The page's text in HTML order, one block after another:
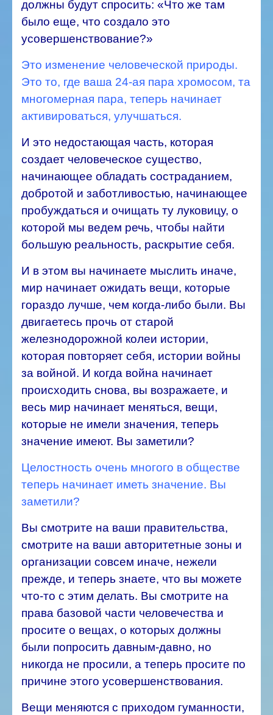
должны будут спросить: «Что же там
было еще, что создало это
усовершенствование?»
Это изменение человеческой природы.
Это то, где ваша 24-ая пара хромосом, та
многомерная пара, теперь начинает
активироваться, улучшаться.
И это недостающая часть, которая
создает человеческое существо,
начинающее обладать состраданием,
добротой и заботливостью, начинающее
пробуждаться и очищать ту луковицу, о
которой мы ведем речь, чтобы найти
большую реальность, раскрытие себя.
И в этом вы начинаете мыслить иначе,
мир начинает ожидать вещи, которые
гораздо лучше, чем когда-либо были. Вы
двигаетесь прочь от старой
железнодорожной колеи истории,
которая повторяет себя, истории войны
за войной. И когда война начинает
происходить снова, вы возражаете, и
весь мир начинает меняться, вещи,
которые не имели значения, теперь
значение имеют. Вы заметили?
Целостность очень многого в обществе
теперь начинает иметь значение. Вы
заметили?
Вы смотрите на ваши правительства,
смотрите на ваши авторитетные зоны и
организации совсем иначе, нежели
прежде, и теперь знаете, что вы можете
что-то с этим делать. Вы смотрите на
права базовой части человечества и
просите о вещах, о которых должны
были попросить давным-давно, но
никогда не просили, а теперь просите по
причине этого усовершенствования.
Вещи меняются с приходом гуманности,